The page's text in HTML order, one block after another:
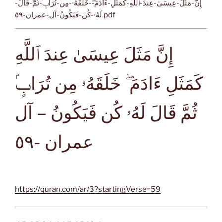
إِنَّ-مَثَلَ-عِيسَىٰ-عِندَ-ٱللَّهِ-كَمَثَلِ-ءَادَمَ-ۖ-خَلَقَهُۥ-مِن-تُرَابٍۢ-ثُمَّ-قَالَ-
لَهُۥ-كُن-فَيَكُونُ-آل-عمران-٥٩.pdf
إِنَّ مَثَلَ عِيسَىٰ عِندَ ٱللَّهِ
كَمَثَلِ ءَادَمَ ۖ خَلَقَهُۥ مِن تُرَابٍۢ
ثُمَّ قَالَ لَهُۥ كُن فَيَكُونُ – آل
عمران -٥٩
https://quran.com/ar/3?startingVerse=59